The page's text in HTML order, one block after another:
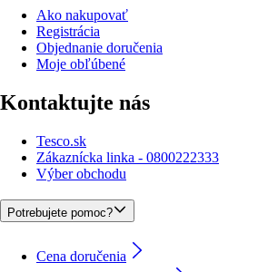
Ako nakupovať
Registrácia
Objednanie doručenia
Moje obľúbené
Kontaktujte nás
Tesco.sk
Zákaznícka linka - 0800222333
Výber obchodu
Potrebujete pomoc?
Cena doručenia